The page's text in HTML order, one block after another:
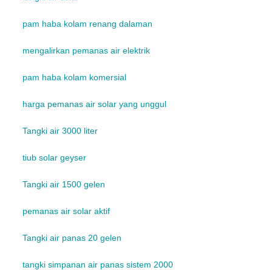
pam haba kolam renang dalaman
mengalirkan pemanas air elektrik
pam haba kolam komersial
harga pemanas air solar yang unggul
Tangki air 3000 liter
tiub solar geyser
Tangki air 1500 gelen
pemanas air solar aktif
Tangki air panas 20 gelen
tangki simpanan air panas sistem 2000